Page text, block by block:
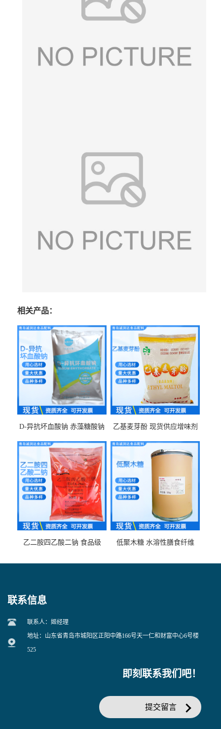
相关产品：
D-异抗坏血酸钠 赤藻糖酸钠
乙基麦芽酚 现货供应增味剂
乙二胺四乙酸二钠 食品级
低聚木糖 水溶性膳食纤维
联系信息
联系人：姬经理
地址：山东省青岛市城阳区正阳中路166号天一仁和财富中心6号楼
525
即刻联系我们吧！
提交留言